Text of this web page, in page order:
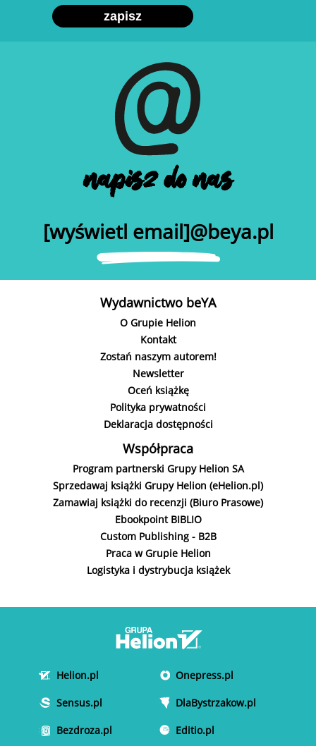
zapisz
napisz do nas
[wyświetl email]@beya.pl
Wydawnictwo beYA
O Grupie Helion
Kontakt
Zostań naszym autorem!
Newsletter
Oceń książkę
Polityka prywatności
Deklaracja dostępności
Współpraca
Program partnerski Grupy Helion SA
Sprzedawaj książki Grupy Helion (eHelion.pl)
Zamawiaj książki do recenzji (Biuro Prasowe)
Ebookpoint BIBLIO
Custom Publishing - B2B
Praca w Grupie Helion
Logistyka i dystrybucja książek
Helion.pl Onepress.pl
Sensus.pl DlaBystrzakow.pl
Bezdroza.pl Editio.pl